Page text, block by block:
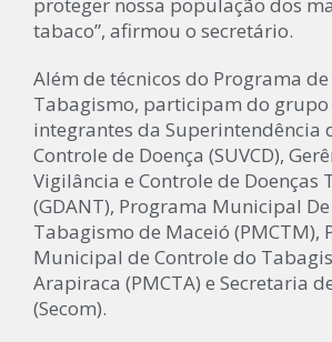
proteger nossa população dos
tabaco”, afirmou o secretário.
Além de técnicos do Programa
Tabagismo, participam do
integrantes da Superintendência
Controle de Doença (SUVCD),
Vigilância e Controle de Doenças
(GDANT), Programa Municipal
Tabagismo de Maceió (PMCTM),
Municipal de Controle do
Arapiraca (PMCTA) e Secretaria
(Secom).